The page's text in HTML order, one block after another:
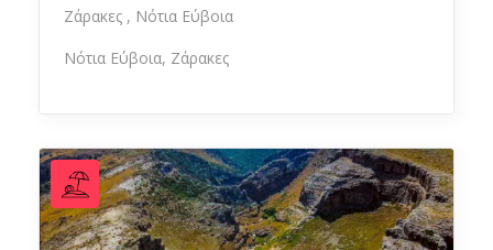
Ζάρακες
Νότια Εύβοια
Νότια Εύβοια, Ζάρακες